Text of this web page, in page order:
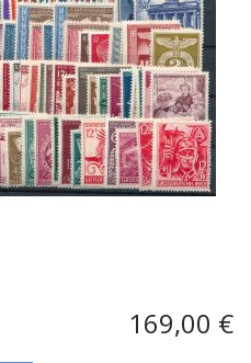
169,00 €